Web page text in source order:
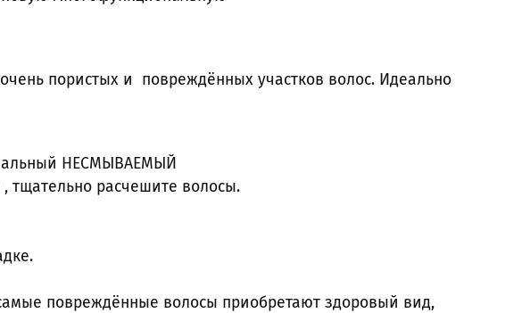
пористых и повреждённых участков волос. Идеально
НЕСМЫВАЕМЫЙ
тщательно расчешите волосы.
повреждённые волосы приобретают здоровый вид,